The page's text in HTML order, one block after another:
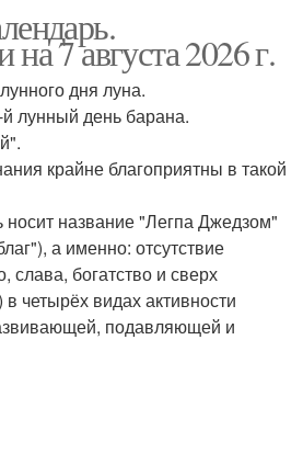
7 августа 2026 г.
дня луна.
лунный день барана.
крайне благоприятны в такой
носит название "Легпа Джедзом"
а именно: отсутствие
слава, богатство и сверх
четырёх видах активности
подавляющей и